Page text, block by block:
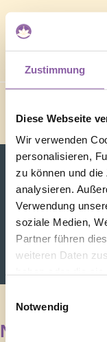
Zustimmung
Diese Webseite
Wir verwenden
personalisieren,
zu können und
analysieren.
Verwendung
soziale Medien,
Partner führen
weiteren Daten
Notwendig
Nothing